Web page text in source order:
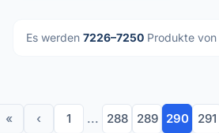
Es werden 7226–7250 Produkte von
« ‹ 1 ... 288 289 290 291